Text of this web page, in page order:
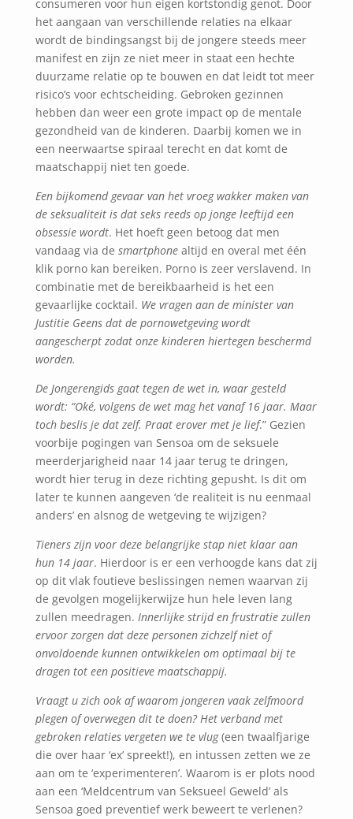
consumeren voor hun eigen kortstondig genot. Door
het aangaan van verschillende relaties na elkaar
wordt de bindingsangst bij de jongere steeds meer
manifest en zijn ze niet meer in staat een hechte
duurzame relatie op te bouwen en dat leidt tot meer
risico’s voor echtscheiding. Gebroken gezinnen
hebben dan weer een grote impact op de mentale
gezondheid van de kinderen. Daarbij komen we in
een neerwaartse spiraal terecht en dat komt de
maatschappij niet ten goede.
Een bijkomend gevaar van het vroeg wakker maken van
de seksualiteit is dat seks reeds op jonge leeftijd een
obsessie wordt. Het hoeft geen betoog dat men
vandaag via de smartphonealtijd en overal met één
klik porno kan bereiken. Porno is zeer verslavend. In
combinatie met de bereikbaarheid is het een
gevaarlijke cocktail. We vragen aan de minister van
Justitie Geens dat de pornowetgeving wordt
aangescherpt zodat onze kinderen hiertegen beschermd
worden.
De Jongerengids gaat tegen de wet in, waar gesteld
wordt: “Oké, volgens de wet mag het vanaf 16 jaar. Maar
toch beslis je dat zelf. Praat erover met je lief.” Gezien
voorbije pogingen van Sensoa om de seksuele
meerderjarigheid naar 14 jaar terug te dringen,
wordt hier terug in deze richting gepusht. Is dit om
later te kunnen aangeven ‘de realiteit is nu eenmaal
anders’ en alsnog de wetgeving te wijzigen?
Tieners zijn voor deze belangrijke stap niet klaar aan
hun 14 jaar. Hierdoor is er een verhoogde kans dat zij
op dit vlak foutieve beslissingen nemen waarvan zij
de gevolgen mogelijkerwijze hun hele leven lang
zullen meedragen. Innerlijke strijd en frustratie zullen
ervoor zorgen dat deze personen zichzelf niet of
onvoldoende kunnen ontwikkelen om optimaal bij te
dragen tot een positieve maatschappij.
Vraagt u zich ook af waarom jongeren vaak zelfmoord
plegen of overwegen dit te doen? Het verband met
gebroken relaties vergeten we te vlug(een twaalfjarige
die over haar ‘ex’ spreekt!), en intussen zetten we ze
aan om te ‘experimenteren’. Waarom is er plots nood
aan een ‘Meldcentrum van Seksueel Geweld’ als
Sensoa goed preventief werk beweert te verlenen?